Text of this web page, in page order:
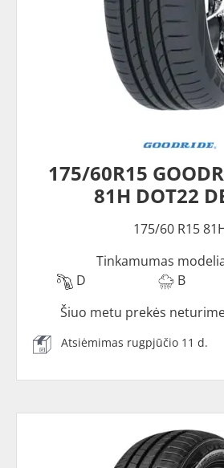
175/60R15
81H DOT22
175/60 R15
Tinkamumas
D
B
Šiuo metu prekės
Atsiėmimas rugpjūčio 11 d.